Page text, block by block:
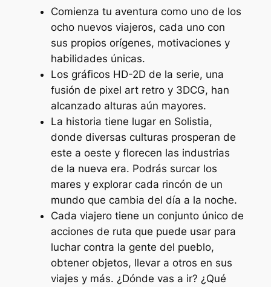
Comienza tu aventura como uno de los
ocho nuevos viajeros, cada uno con
sus propios orígenes, motivaciones y
habilidades únicas.
Los gráficos HD-2D de la serie, una
fusión de pixel art retro y 3DCG, han
alcanzado alturas aún mayores.
La historia tiene lugar en Solistia,
donde diversas culturas prosperan de
este a oeste y florecen las industrias
de la nueva era. Podrás surcar los
mares y explorar cada rincón de un
mundo que cambia del día a la noche.
Cada viajero tiene un conjunto único de
acciones de ruta que puede usar para
luchar contra la gente del pueblo,
obtener objetos, llevar a otros en sus
viajes y más. ¿Dónde vas a ir? ¿Qué